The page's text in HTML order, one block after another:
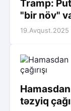
Tramp:
"bir növ"
19.Avqust.2025
təzyiq